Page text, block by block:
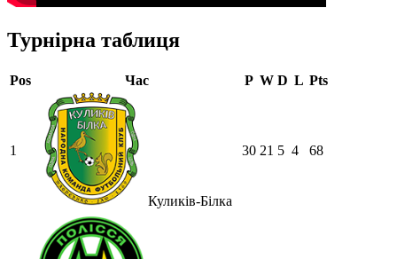
Турнірна таблиця
Pos Час P W D L Pts
1
Куликів-Білка
30 21 5 4 68